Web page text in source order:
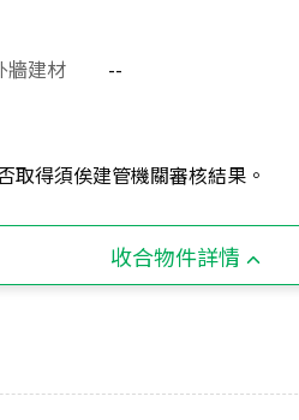
牆建材 --
取得須俟建管機關審核結果。
收合物件詳情